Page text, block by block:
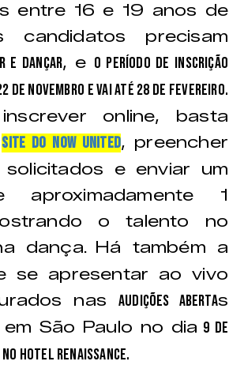
entre 16 e 19 anos de
candidatos precisam
e dançar, e o período de inscrição
de novembro e vai até 28 de fevereiro.
online, basta
site do Now United, preencher
e enviar um
aproximadamente 1
o talento no
dança. Há também a
se apresentar ao vivo
nasaudições abertas
São Paulo no dia 9 de
Hotel Renaissance.